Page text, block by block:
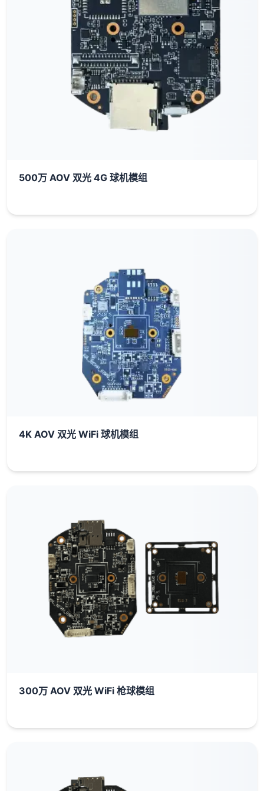
500万 AOV 双光 4G 球机模组
4K AOV 双光 WiFi 球机模组
300万 AOV 双光 WiFi 枪球模组